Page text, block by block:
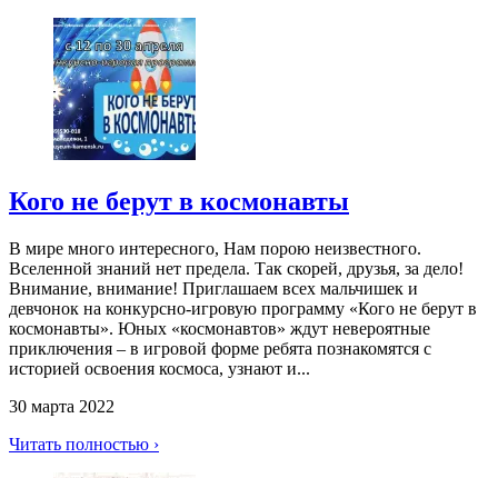
Кого не берут в космонавты
В мире много интересного, Нам порою неизвестного.
Вселенной знаний нет предела. Так скорей, друзья, за дело!
Внимание, внимание! Приглашаем всех мальчишек и
девчонок на конкурсно-игровую программу «Кого не берут в
космонавты». Юных «космонавтов» ждут невероятные
приключения – в игровой форме ребята познакомятся с
историей освоения космоса, узнают и...
30 марта 2022
Читать полностью ›